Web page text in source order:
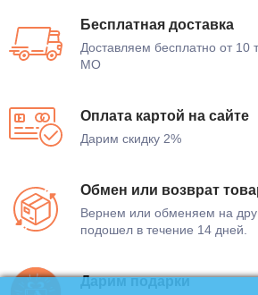
Бесплатная доставка
Доставляем бесплатно от 10
МО
Оплата картой на сайте
Дарим скидку 2%
Обмен или возврат
Вернем или обменяем на
подошел в течение 14 дней.
Дарим подарки